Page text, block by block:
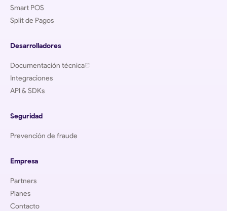
Smart POS
Split de Pagos
Desarrolladores
Documentación técnica
Integraciones
API & SDKs
Seguridad
Prevención de fraude
Empresa
Partners
Planes
Contacto